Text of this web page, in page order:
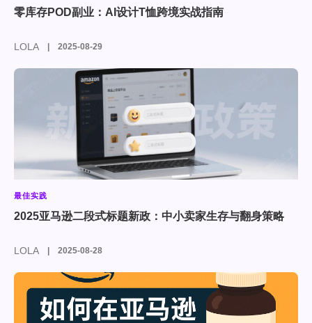
零库存POD副业：AI设计T恤跨境实战指南
LOLA 2025-08-29
最佳实践
2025亚马逊二段式标题新政：中小卖家生存与翻身策略
LOLA 2025-08-28